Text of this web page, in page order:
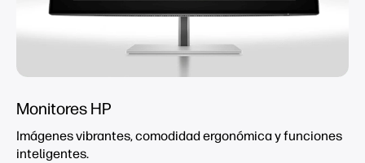
Monitores HP
Imágenes vibrantes, comodidad ergonómica y funciones
inteligentes.